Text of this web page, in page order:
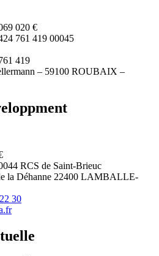
020 €
761 419 00045
419
– 59100 ROUBAIX –
RCS de Saint-Brieuc
la Déhanne 22400 LAMBALLE-
30